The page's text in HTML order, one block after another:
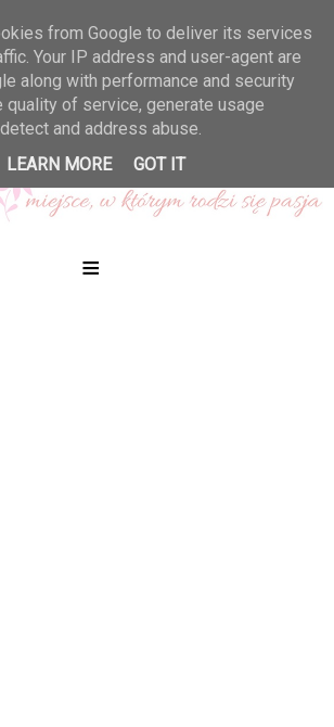
≡
from Google to deliver its services
Your IP address and user-agent are
along with performance and security
quality of service, generate usage
and address abuse.
LEARN MORE
GOT IT